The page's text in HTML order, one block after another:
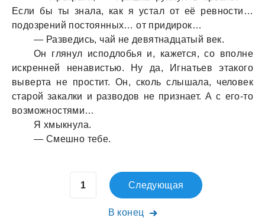
Если бы ты знала, как я устал от её ревности…
подозрений постоянных… от придирок…
— Разведись, чай не девятнадцатый век.
Он глянул исподлобья и, кажется, со вполне
искренней ненавистью. Ну да, Игнатьев этакого
выверта не простит. Он, сколь слышала, человек
старой закалки и разводов не признает. А с его-то
возможностями…
Я хмыкнула.
— Смешно тебе.
Следующая
В конец